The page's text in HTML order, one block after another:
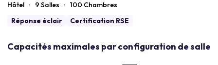
Hôtel · 9 Salles · 100 Chambres
Réponse éclair
Certification RSE
Capacités maximales par configuration de salle